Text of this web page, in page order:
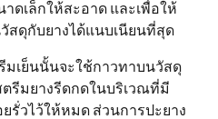
ดเล็กให้สะอาด และเพื่อให้
สดุกับยางได้แนบเนียนที่สุด
มเย็นนั้นจะใช้กาวทาบนวัสดุ
รีมยางรีดกดในบริเวณที่มี
รั่วไว้ให้หมด ส่วนการปะยาง